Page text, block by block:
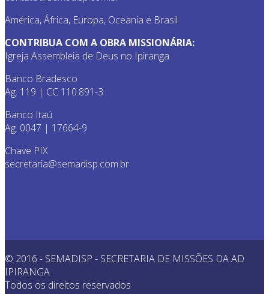
América, África, Europa, Oceania e Brasil
CONTRIBUA COM A OBRA MISSIONÁRIA:
Igreja Assembleia de Deus no Ipiranga
Banco Bradesco
Ag. 119 | CC 110.891-3
Banco Itaú
Ag. 0047 | 17664-9
Chave PIX
secretaria@semadisp.com.br
© 2016 - SEMADISP - SECRETARIA DE MISSÕES DA AD
IPIRANGA
Todos os direitos reservados